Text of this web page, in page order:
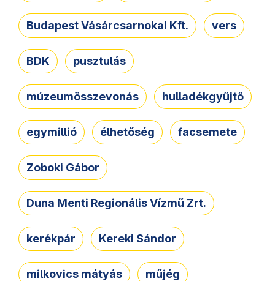
Budapest Vásárcsarnokai Kft. vers
BDK pusztulás
múzeumösszevonás hulladékgyűjtő
egymillió élhetőség facsemete
Zoboki Gábor
Duna Menti Regionális Vízmű Zrt.
kerékpár Kereki Sándor
milkovics mátyás műjég